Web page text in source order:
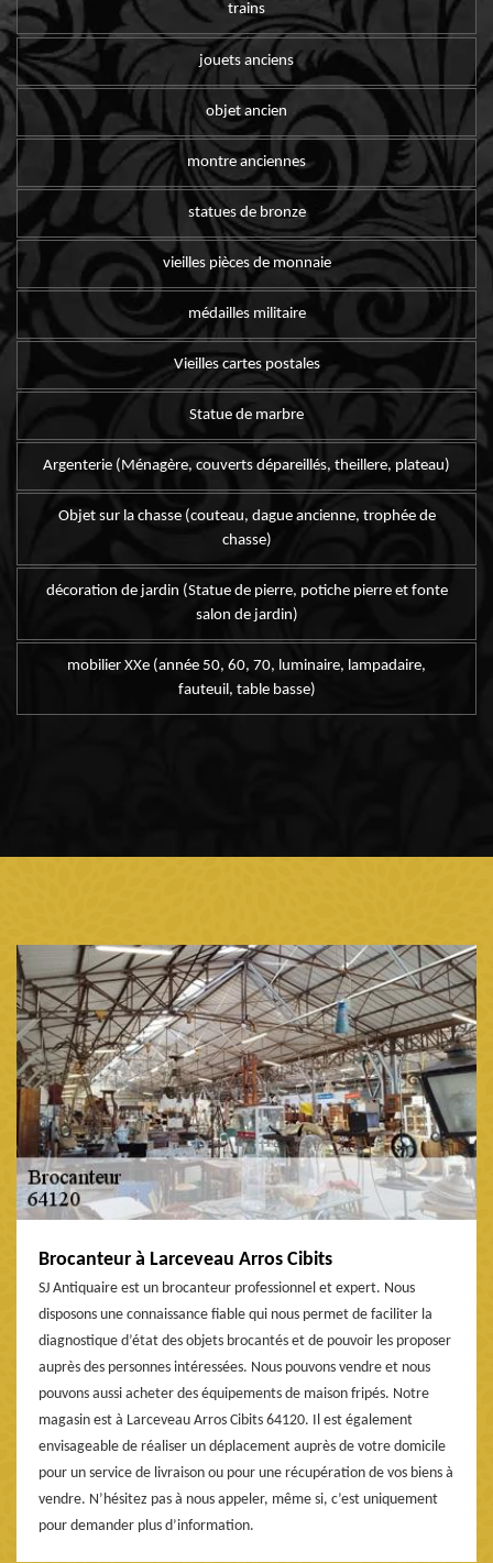
trains
jouets anciens
objet ancien
montre anciennes
statues de bronze
vieilles pièces de monnaie
médailles militaire
Vieilles cartes postales
Statue de marbre
Argenterie (Ménagère, couverts dépareillés, theillere, plateau)
Objet sur la chasse (couteau, dague ancienne, trophée de
chasse)
décoration de jardin (Statue de pierre, potiche pierre et fonte
salon de jardin)
mobilier XXe (année 50, 60, 70, luminaire, lampadaire,
fauteuil, table basse)
Brocanteur à Larceveau Arros Cibits
SJ Antiquaire est un brocanteur professionnel et expert. Nous
disposons une connaissance fiable qui nous permet de faciliter la
diagnostique d’état des objets brocantés et de pouvoir les proposer
auprès des personnes intéressées. Nous pouvons vendre et nous
pouvons aussi acheter des équipements de maison fripés. Notre
magasin est à Larceveau Arros Cibits 64120. Il est également
envisageable de réaliser un déplacement auprès de votre domicile
pour un service de livraison ou pour une récupération de vos biens à
vendre. N’hésitez pas à nous appeler, même si, c’est uniquement
pour demander plus d’information.